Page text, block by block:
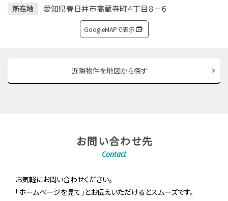
所在地 愛知県春日井市高蔵寺町４丁目８－６
GoogleMAPで表示
近隣物件を地図から探す
お問い合わせ先
Contact
お気軽にお問い合わせください。
「ホームページを見て」とお伝えいただけるとスムーズです。